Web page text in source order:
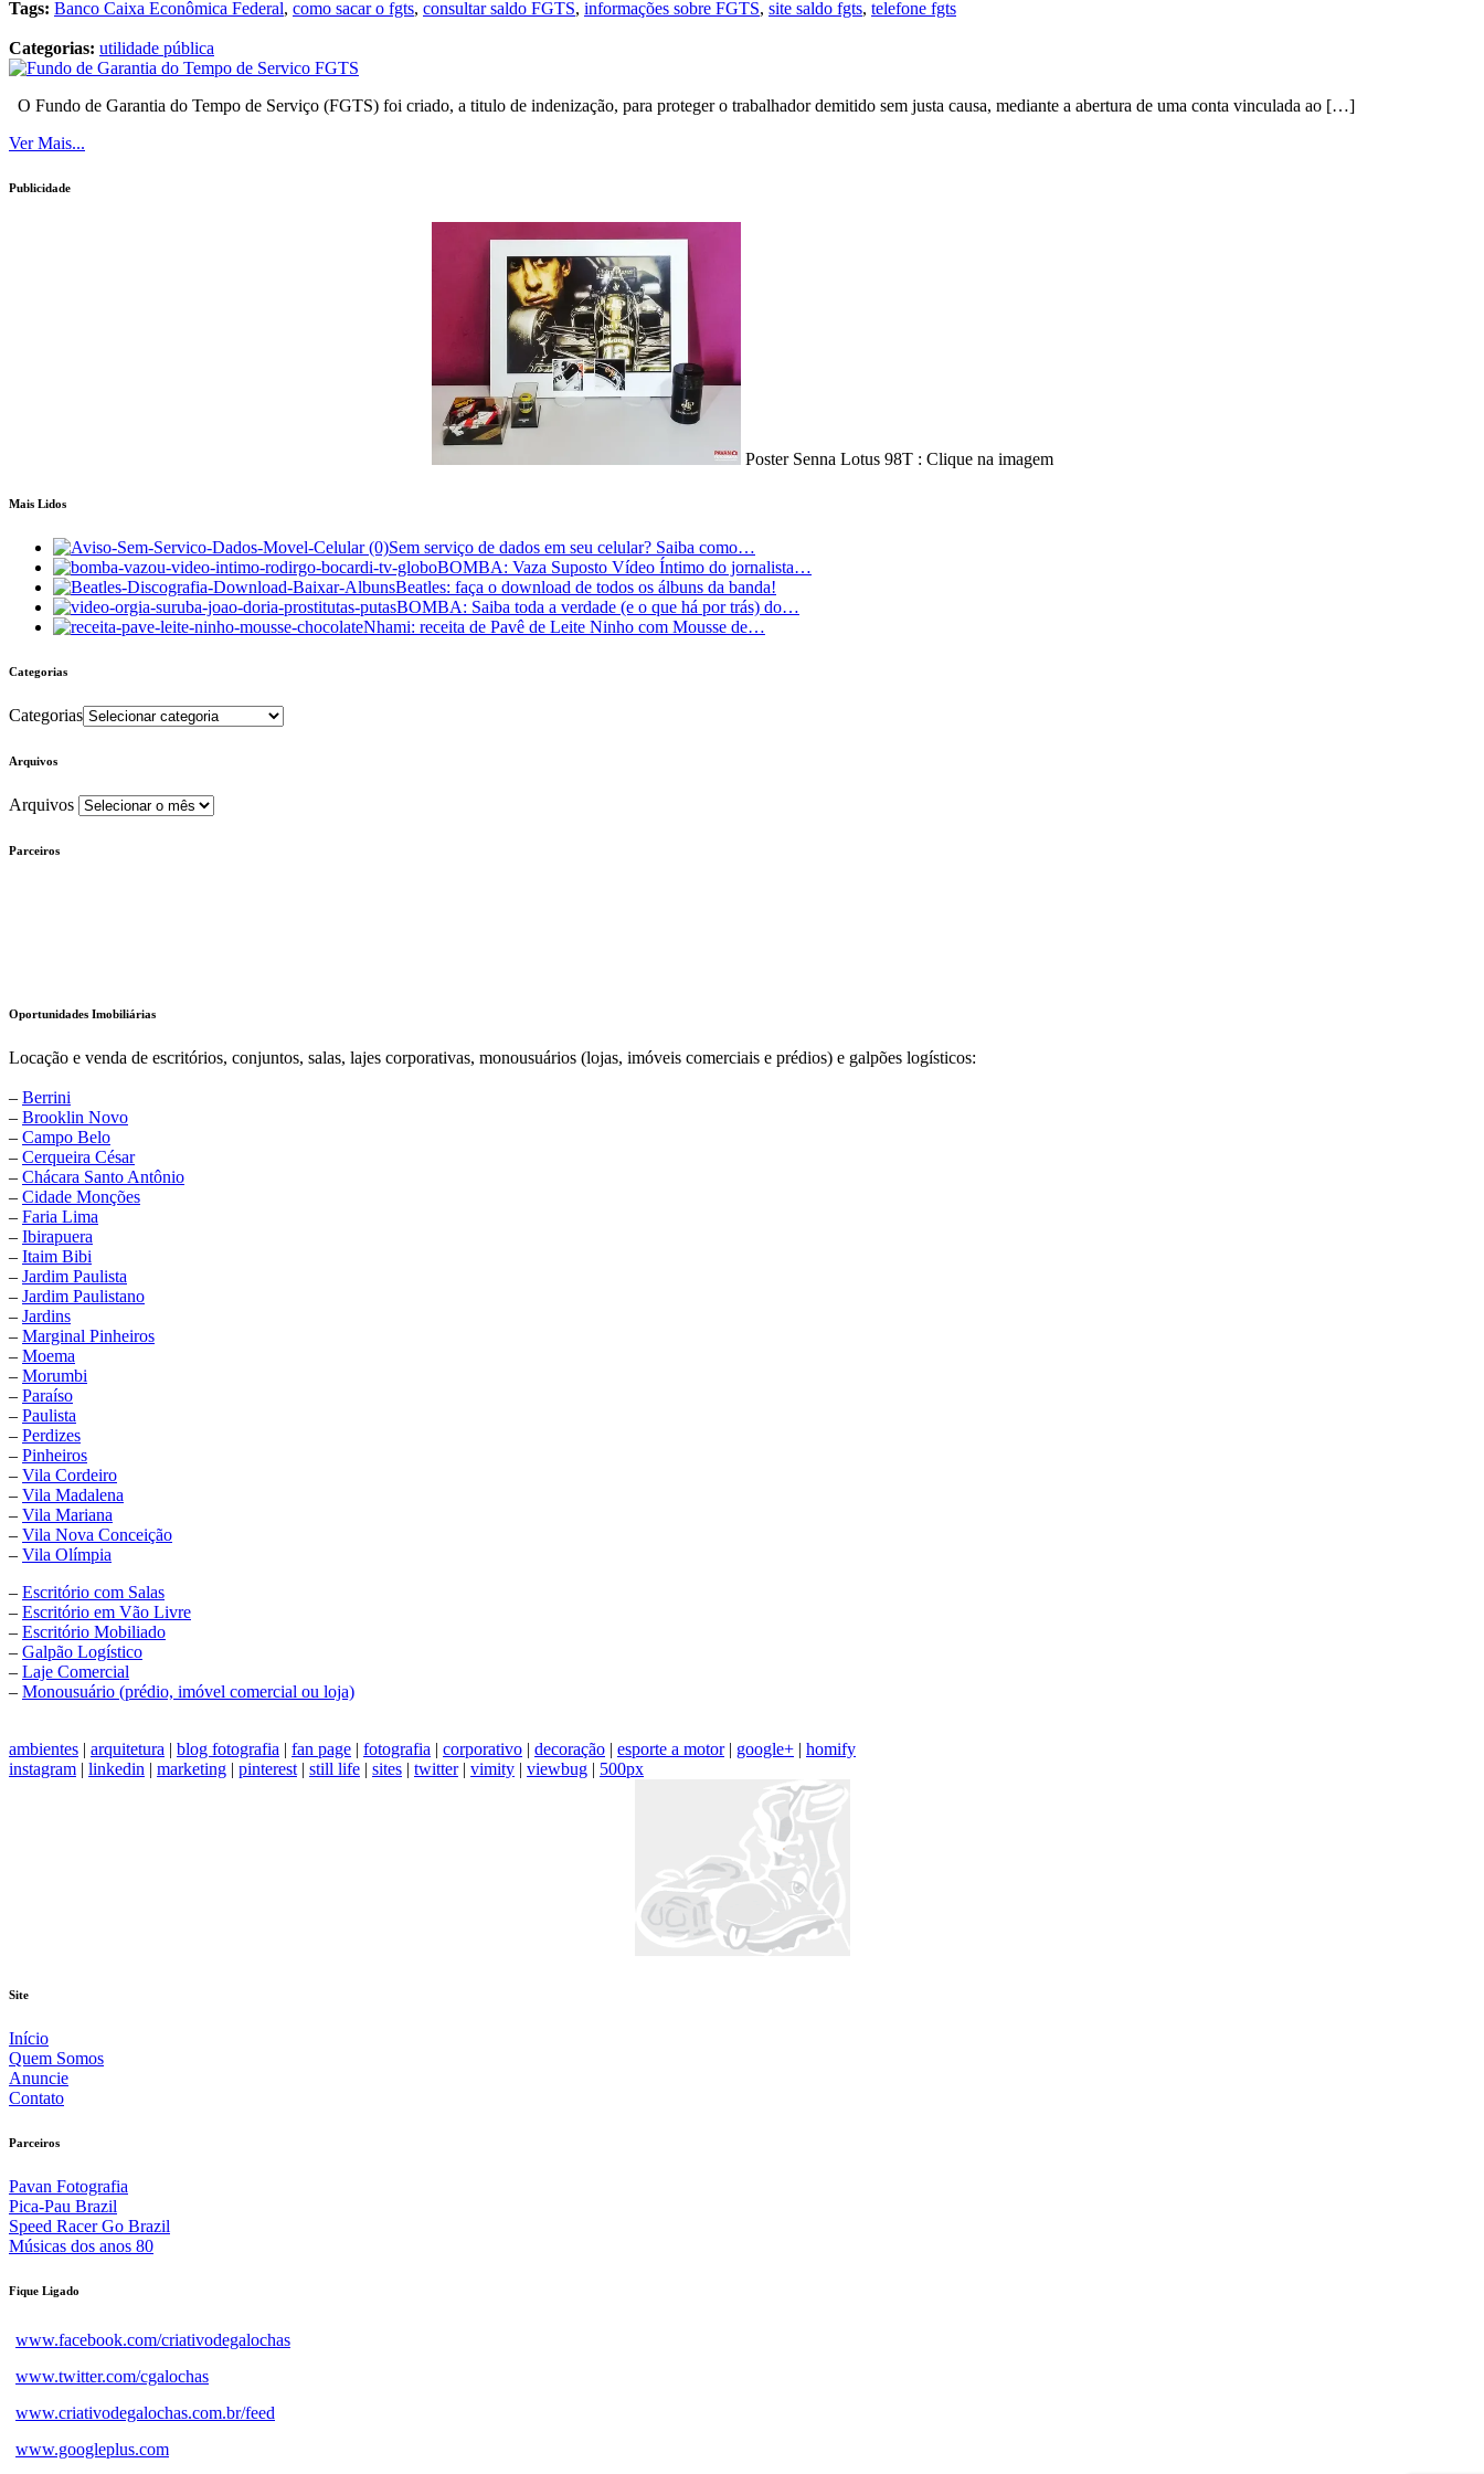
Tags: Banco Caixa Econômica Federal, como sacar o fgts, consultar saldo FGTS, informações sobre FGTS, site saldo fgts, telefone fgts
Categorias: utilidade pública
O Fundo de Garantia do Tempo de Serviço (FGTS) foi criado, a titulo de indenização, para proteger o trabalhador demitido sem justa causa, mediante a abertura de uma conta vinculada ao […]
Ver Mais...
Publicidade
Poster Senna Lotus 98T : Clique na imagem
Mais Lidos
Sem serviço de dados em seu celular? Saiba como…
BOMBA: Vaza Suposto Vídeo Íntimo do jornalista…
Beatles: faça o download de todos os álbuns da banda!
BOMBA: Saiba toda a verdade (e o que há por trás) do…
Nhami: receita de Pavê de Leite Ninho com Mousse de…
Categorias
Categorias
Arquivos
Arquivos
Parceiros
Oportunidades Imobiliárias
Locação e venda de escritórios, conjuntos, salas, lajes corporativas, monousuários (lojas, imóveis comerciais e prédios) e galpões logísticos:
– Berrini
– Brooklin Novo
– Campo Belo
– Cerqueira César
– Chácara Santo Antônio
– Cidade Monções
– Faria Lima
– Ibirapuera
– Itaim Bibi
– Jardim Paulista
– Jardim Paulistano
– Jardins
– Marginal Pinheiros
– Moema
– Morumbi
– Paraíso
– Paulista
– Perdizes
– Pinheiros
– Vila Cordeiro
– Vila Madalena
– Vila Mariana
– Vila Nova Conceição
– Vila Olímpia
– Escritório com Salas
– Escritório em Vão Livre
– Escritório Mobiliado
– Galpão Logístico
– Laje Comercial
– Monousuário (prédio, imóvel comercial ou loja)
ambientes | arquitetura | blog fotografia | fan page | fotografia | corporativo | decoração | esporte a motor| google+ | homify
instagram | linkedin | marketing | pinterest | still life | sites | twitter| vimity | viewbug | 500px
Site
Início
Quem Somos
Anuncie
Contato
Parceiros
Pavan Fotografia
Pica-Pau Brazil
Speed Racer Go Brazil
Músicas dos anos 80
Fique Ligado
www.facebook.com/criativodegalochas
www.twitter.com/cgalochas
www.criativodegalochas.com.br/feed
www.googleplus.com